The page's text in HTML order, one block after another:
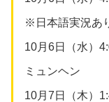
※日本語実況あ
10月6日（水）
ミュンヘン
10月7日（木）